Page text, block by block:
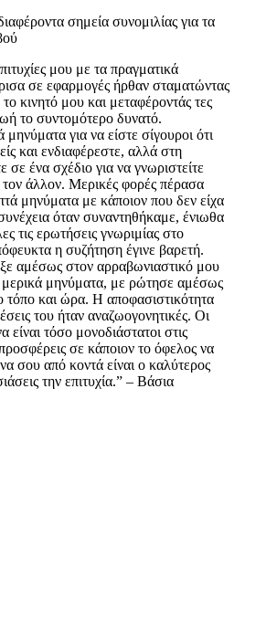
σημεία συνομιλίας για τα
μου με τα πραγματικά
σε εφαρμογές ήρθαν σταματώντας
το κινητό μου και μεταφέροντάς τες
το συντομότερο δυνατό.
για να είστε σίγουροι ότι
και ενδιαφέρεστε, αλλά στη
σε ένα σχέδιο για να γνωριστείτε
άλλον. Μερικές φορές πέρασα
μηνύματα με κάποιον που δεν είχα
όταν συναντηθήκαμε, ένιωθα
τις ερωτήσεις γνωριμίας στο
η συζήτηση έγινε βαρετή.
αμέσως στον αρραβωνιαστικό μου
μερικά μηνύματα, με ρώτησε αμέσως
τόπο και ώρα. Η αποφασιστικότητα
του ήταν αναζωογονητικές. Οι
είναι τόσο μονοδιάστατοι στις
σε κάποιον το όφελος να
σου από κοντά είναι ο καλύτερος
την επιτυχία.” – Βάσια